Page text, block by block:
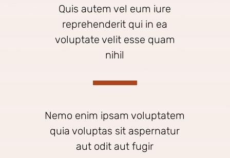
Quis autem vel eum iure
reprehenderit qui in ea
voluptate velit esse quam
nihil
Nemo enim ipsam voluptatem
quia voluptas sit aspernatur
aut odit aut fugir